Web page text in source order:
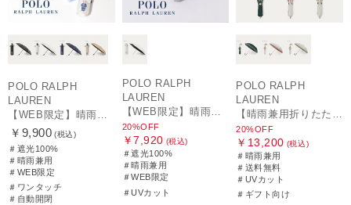
POLO RALPH
LAUREN
【WEB限定】晴雨兼用自動開閉日傘 ポロ ラルフ ローレン（POLO RALPH LAUREN）ベア 遮光100 UV100 ワンタッチ開閉
￥9,900 (税込)
＃遮光100%
＃晴雨兼用
＃WEB限定
＃ワンタッチ
＃自動開閉
POLO RALPH
LAUREN
【WEB限定】晴雨兼用折りたたみ日傘 ポロ ラルフ ローレン（POLO RALPH LAUREN）シャンブレーレース 遮光100 UV100
20%OFF
￥7,920 (税込)
＃遮光100%
＃晴雨兼用
＃WEB限定
＃UVカット
POLO RALPH
LAUREN
【晴雨兼用折りたたみ日傘】ポロ ラルフ ローレン (POLO RALPH LAUREN) フローラル刺繍 遮光 遮熱 UV
20%OFF
￥13,200 (税込)
＃晴雨兼用
＃送料無料
＃UVカット
＃ギフト向け